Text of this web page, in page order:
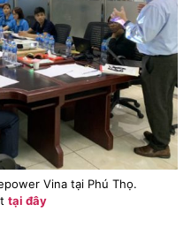
Vina tại Phú Thọ.
tại đây